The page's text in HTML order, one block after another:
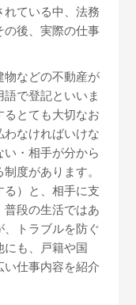
れている中、法務
の後、実際の仕事
物などの不動産が
で登記といいま
るとても大切なお
わなければいけな
・相手が分から
度があります。
る）と、相手に支
普段の生活ではあ
、トラブルを防ぐ
にも、戸籍や国
い仕事内容を紹介